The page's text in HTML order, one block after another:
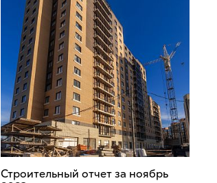
Строительный отчет за ноябрь